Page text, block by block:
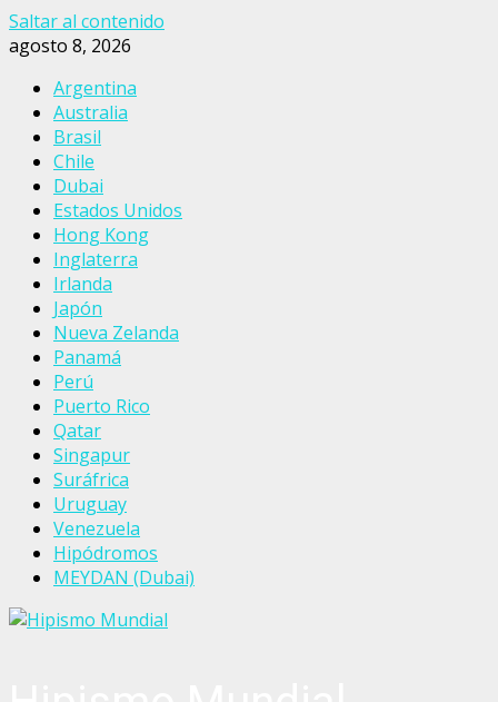
Saltar al contenido
agosto 8, 2026
Argentina
Australia
Brasil
Chile
Dubai
Estados Unidos
Hong Kong
Inglaterra
Irlanda
Japón
Nueva Zelanda
Panamá
Perú
Puerto Rico
Qatar
Singapur
Suráfrica
Uruguay
Venezuela
Hipódromos
MEYDAN (Dubai)